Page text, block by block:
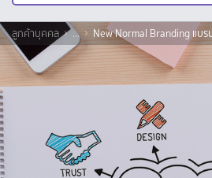
ลูกค้าบุคคล ... New Normal Branding แบ